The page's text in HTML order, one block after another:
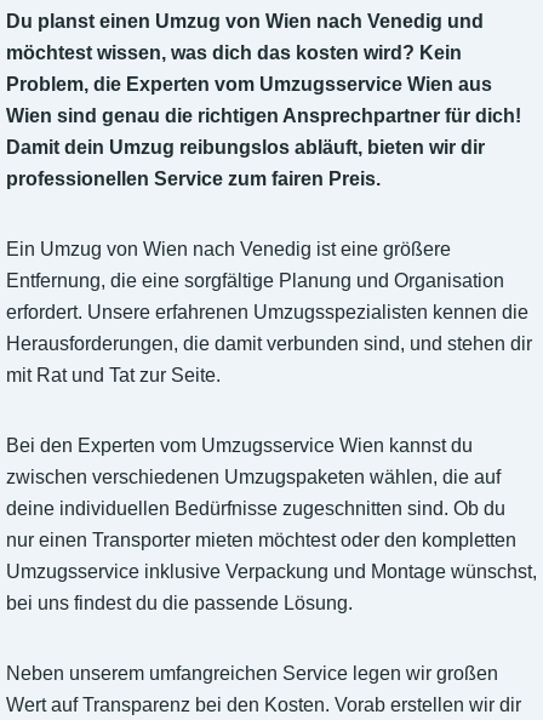
Du planst einen Umzug von Wien nach Venedig und
möchtest wissen, was dich das kosten wird? Kein
Problem, die Experten vom Umzugsservice Wien aus
Wien sind genau die richtigen Ansprechpartner für dich!
Damit dein Umzug reibungslos abläuft, bieten wir dir
professionellen Service zum fairen Preis.
Ein Umzug von Wien nach Venedig ist eine größere
Entfernung, die eine sorgfältige Planung und Organisation
erfordert. Unsere erfahrenen Umzugsspezialisten kennen die
Herausforderungen, die damit verbunden sind, und stehen dir
mit Rat und Tat zur Seite.
Bei den Experten vom Umzugsservice Wien kannst du
zwischen verschiedenen Umzugspaketen wählen, die auf
deine individuellen Bedürfnisse zugeschnitten sind. Ob du
nur einen Transporter mieten möchtest oder den kompletten
Umzugsservice inklusive Verpackung und Montage wünschst,
bei uns findest du die passende Lösung.
Neben unserem umfangreichen Service legen wir großen
Wert auf Transparenz bei den Kosten. Vorab erstellen wir dir